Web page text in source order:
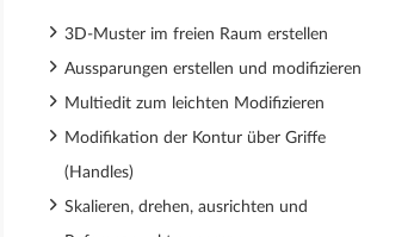
3D-Muster im freien Raum erstellen
Aussparungen erstellen und modifizieren
Multiedit zum leichten Modifizieren
Modifikation der Kontur über Griffe
(Handles)
Skalieren, drehen, ausrichten und